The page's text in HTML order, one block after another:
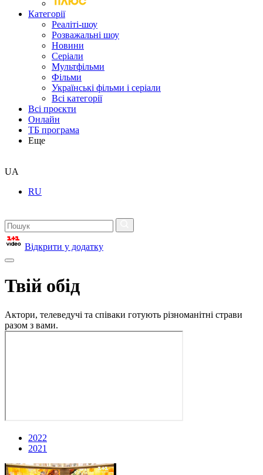
Категорії
Реаліті-шоу
Розважальні шоу
Новини
Серіали
Мультфільми
Фільми
Українські фільми і серіали
Всі категорії
Всі проєкти
Онлайн
ТБ програма
Еще
UA
RU
Відкрити у додатку
Твій обід
Актори, телеведучі та співаки готують різноманітні страви
разом з вами.
2022
2021